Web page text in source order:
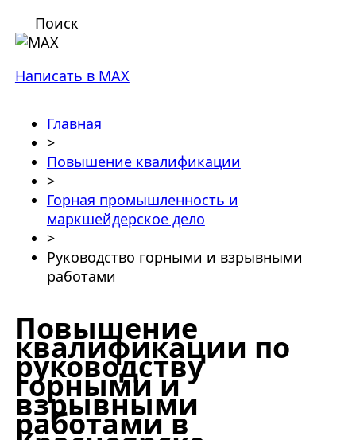
Поиск
Написать в MAX
Главная
>
Повышение квалификации
>
Горная промышленность и
маркшейдерское дело
>
Руководство горными и взрывными
работами
Повышение
квалификации по
руководству
горными и
взрывными
работами в